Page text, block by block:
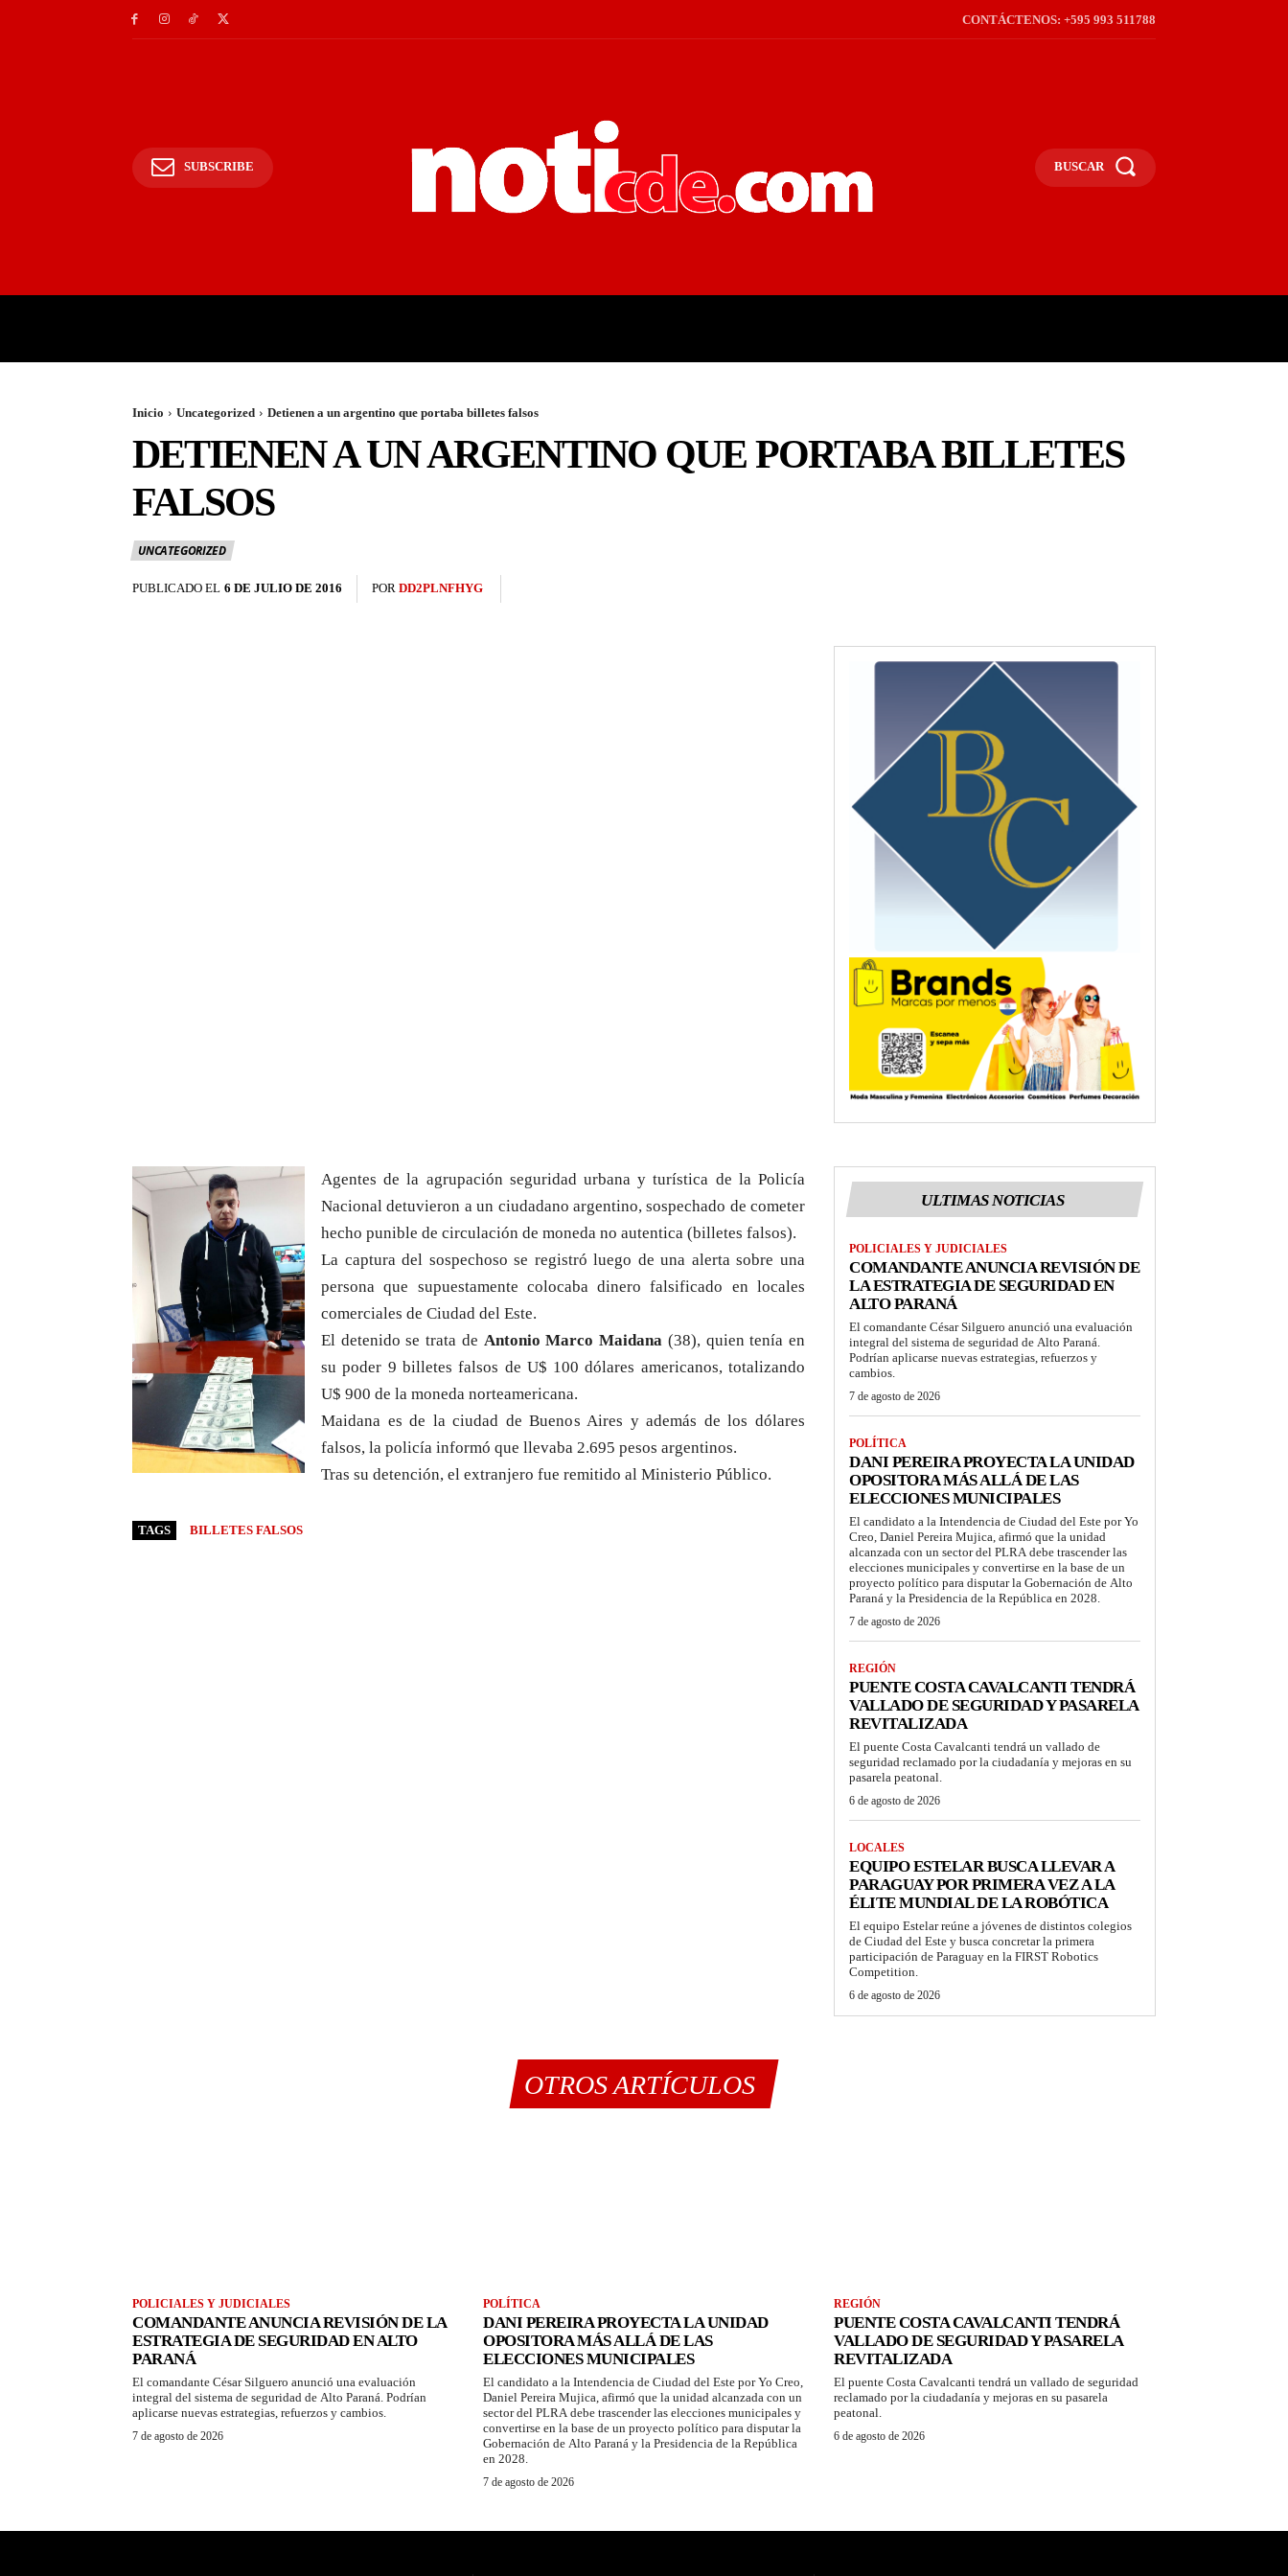
CONTÁCTENOS: +595 993 511788
SUBSCRIBE BUSCAR
Inicio Uncategorized Detienen a un argentino que portaba billetes falsos
DETIENEN A UN ARGENTINO QUE PORTABA BILLETES
FALSOS
UNCATEGORIZED
PUBLICADO EL 6 DE JULIO DE 2016 POR DD2PLNFHYG
Agentes de la agrupación seguridad urbana y turística de la Policía
Nacional detuvieron a un ciudadano argentino, sospechado de cometer
hecho punible de circulación de moneda no autentica (billetes falsos).
La captura del sospechoso se registró luego de una alerta sobre una
persona que supuestamente colocaba dinero falsificado en locales
comerciales de Ciudad del Este.
El detenido se trata de Antonio Marco Maidana (38), quien tenía en
su poder 9 billetes falsos de U$ 100 dólares americanos, totalizando
U$ 900 de la moneda norteamericana.
Maidana es de la ciudad de Buenos Aires y además de los dólares
falsos, la policía informó que llevaba 2.695 pesos argentinos.
Tras su detención, el extranjero fue remitido al Ministerio Público.
TAGS BILLETES FALSOS
ULTIMAS NOTICIAS
POLICIALES Y JUDICIALES
COMANDANTE ANUNCIA REVISIÓN DE
LA ESTRATEGIA DE SEGURIDAD EN
ALTO PARANÁ
El comandante César Silguero anunció una evaluación
integral del sistema de seguridad de Alto Paraná.
Podrían aplicarse nuevas estrategias, refuerzos y
cambios.
7 de agosto de 2026
POLÍTICA
DANI PEREIRA PROYECTA LA UNIDAD
OPOSITORA MÁS ALLÁ DE LAS
ELECCIONES MUNICIPALES
El candidato a la Intendencia de Ciudad del Este por Yo
Creo, Daniel Pereira Mujica, afirmó que la unidad
alcanzada con un sector del PLRA debe trascender las
elecciones municipales y convertirse en la base de un
proyecto político para disputar la Gobernación de Alto
Paraná y la Presidencia de la República en 2028.
7 de agosto de 2026
REGIÓN
PUENTE COSTA CAVALCANTI TENDRÁ
VALLADO DE SEGURIDAD Y PASARELA
REVITALIZADA
El puente Costa Cavalcanti tendrá un vallado de
seguridad reclamado por la ciudadanía y mejoras en su
pasarela peatonal.
6 de agosto de 2026
LOCALES
EQUIPO ESTELAR BUSCA LLEVAR A
PARAGUAY POR PRIMERA VEZ A LA
ÉLITE MUNDIAL DE LA ROBÓTICA
El equipo Estelar reúne a jóvenes de distintos colegios
de Ciudad del Este y busca concretar la primera
participación de Paraguay en la FIRST Robotics
Competition.
6 de agosto de 2026
OTROS ARTÍCULOS
POLICIALES Y JUDICIALES
COMANDANTE ANUNCIA REVISIÓN DE LA
ESTRATEGIA DE SEGURIDAD EN ALTO
PARANÁ
El comandante César Silguero anunció una evaluación
integral del sistema de seguridad de Alto Paraná. Podrían
aplicarse nuevas estrategias, refuerzos y cambios.
7 de agosto de 2026
POLÍTICA
DANI PEREIRA PROYECTA LA UNIDAD
OPOSITORA MÁS ALLÁ DE LAS
ELECCIONES MUNICIPALES
El candidato a la Intendencia de Ciudad del Este por Yo Creo,
Daniel Pereira Mujica, afirmó que la unidad alcanzada con un
sector del PLRA debe trascender las elecciones municipales y
convertirse en la base de un proyecto político para disputar la
Gobernación de Alto Paraná y la Presidencia de la República
en 2028.
7 de agosto de 2026
REGIÓN
PUENTE COSTA CAVALCANTI TENDRÁ
VALLADO DE SEGURIDAD Y PASARELA
REVITALIZADA
El puente Costa Cavalcanti tendrá un vallado de seguridad
reclamado por la ciudadanía y mejoras en su pasarela
peatonal.
6 de agosto de 2026